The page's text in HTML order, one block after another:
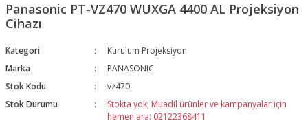
Panasonic PT-VZ470 WUXGA 4400 AL Projeksiyon
Cihazı
Kategori
Kurulum Projeksiyon
Marka
PANASONIC
Stok Kodu
vz470
Stok Durumu
Stokta yok; Muadil ürünler ve kampanyalar için
hemen ara: 02122368411